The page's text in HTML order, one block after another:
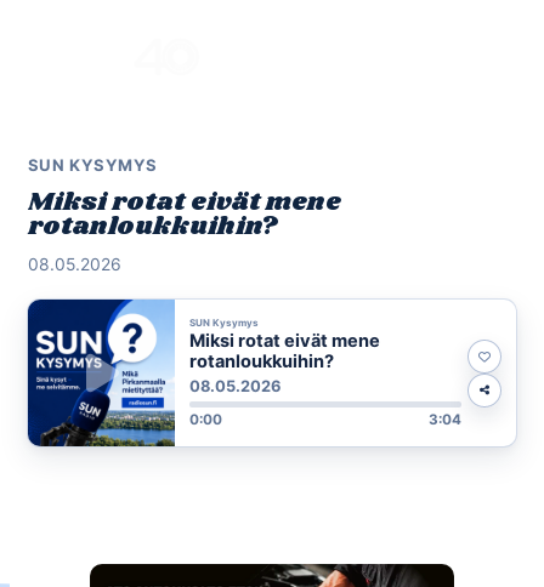
SUN KYSYMYS
Miksi rotat eivät mene
rotanloukkuihin?
08.05.2026
SUN Kysymys
Miksi rotat eivät mene
rotanloukkuihin?
08.05.2026
0:00 3:04